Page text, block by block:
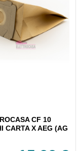
CF 10
CARTA X AEG (AG